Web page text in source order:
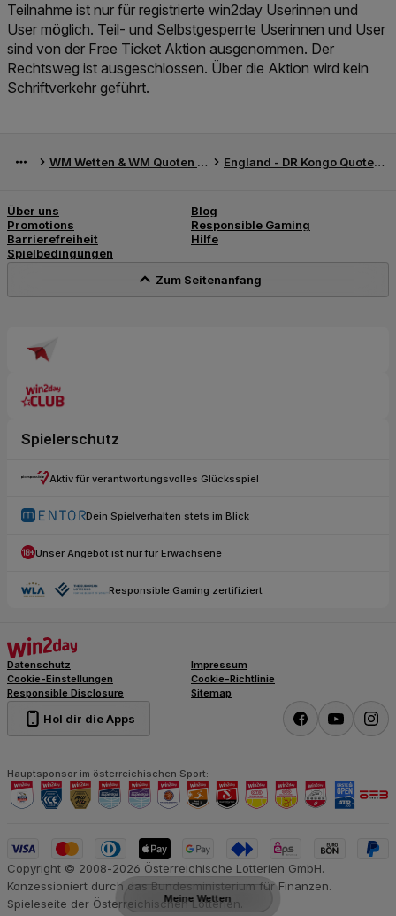
Teilnahme ist nur für registrierte win2day Userinnen und
User möglich. Teil- und Selbstgesperrte Userinnen und User
sind von der Free Ticket Aktion ausgenommen. Der
Rechtsweg ist ausgeschlossen. Über die Aktion wird kein
Schriftverkehr geführt.